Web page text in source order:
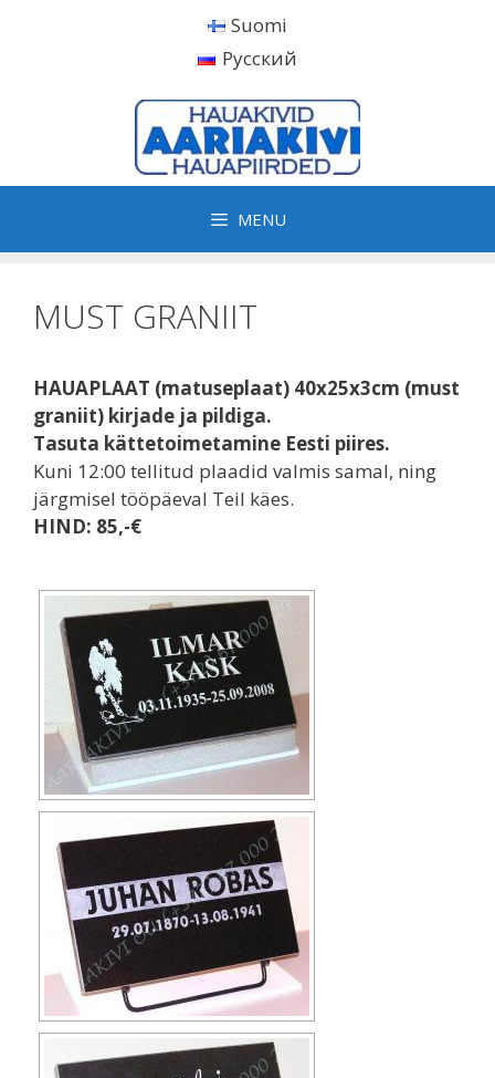
Suomi
Русский
MENU
MUST GRANIIT
HAUAPLAAT (matuseplaat) 40x25x3cm (must
graniit) kirjade ja pildiga.
Tasuta kättetoimetamine Eesti piires.
Kuni 12:00 tellitud plaadid valmis samal, ning
järgmisel tööpäeval Teil käes.
HIND: 85,-€